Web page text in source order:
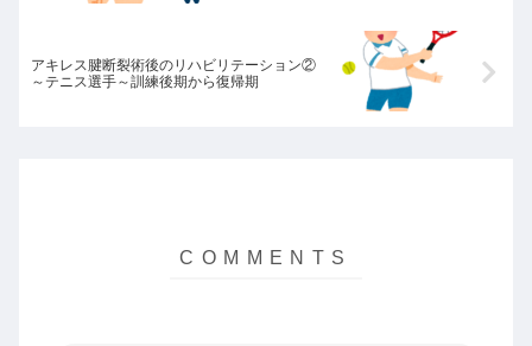
アキレス腱断裂術後のリハビリテーション②
～テニス選手～訓練後期から復帰期